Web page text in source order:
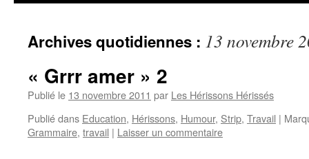
contenu
Archives quotidiennes : 13 novembre
« Grrr amer » 2
Publié le 13 novembre 2011 par Les Hérissons Hérissés
Publié dans Education, Hérissons, Humour, Strip, Travail |
Grammaire, travail | Laisser un commentaire